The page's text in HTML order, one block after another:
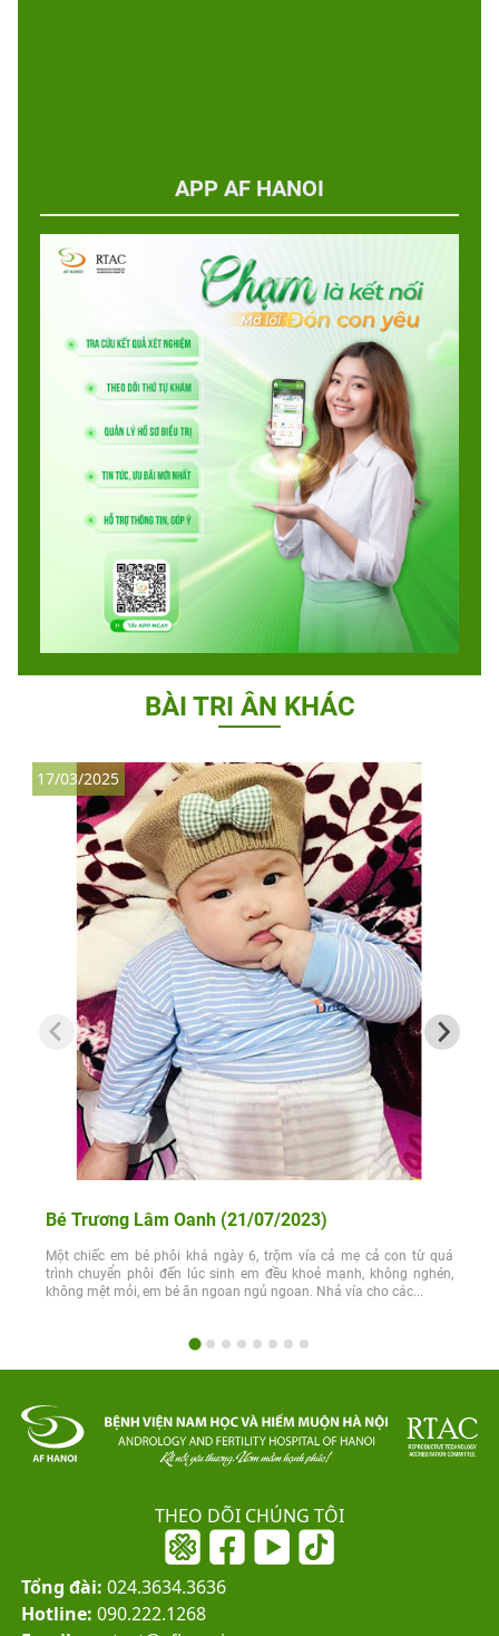
APP AF HANOI
BÀI TRI ÂN KHÁC
Bé Trương Lâm Oanh (21/07/2023)
Một chiếc em bé phôi khá ngày 6, trộm vía cả mẹ cả con từ quá
trình chuyển phôi đến lúc sinh em đều khoẻ mạnh, không nghén,
không mệt mỏi, em bé ăn ngoan ngủ ngoan. Nhả vía cho các...
17/03/2025
THEO DÕI CHÚNG TÔI
Tổng đài: 024.3634.3636
Hotline: 090.222.1268